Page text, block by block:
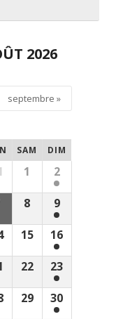
2026
septembre »
SAM DIM
1 2
8 9
15 16
22 23
29 30